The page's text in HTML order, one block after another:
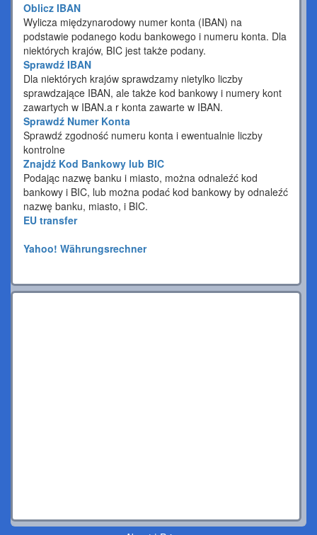
Oblicz IBAN
Wylicza międzynarodowy numer konta (IBAN) na
podstawie podanego kodu bankowego i numeru konta. Dla
niektórych krajów, BIC jest także podany.
Sprawdź IBAN
Dla niektórych krajów sprawdzamy nietylko liczby
sprawdzające IBAN, ale także kod bankowy i numery kont
zawartych w IBAN.a r konta zawarte w IBAN.
Sprawdź Numer Konta
Sprawdź zgodność numeru konta i ewentualnie liczby
kontrolne
Znajdź Kod Bankowy lub BIC
Podając nazwę banku i miasto, można odnaleźć kod
bankowy i BIC, lub można podać kod bankowy by odnaleźć
nazwę banku, miasto, i BIC.
EU transfer
Yahoo! Währungsrechner